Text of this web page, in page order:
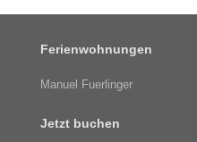
Ferienwohnungen
Manuel Fuerlinger
Jetzt buchen